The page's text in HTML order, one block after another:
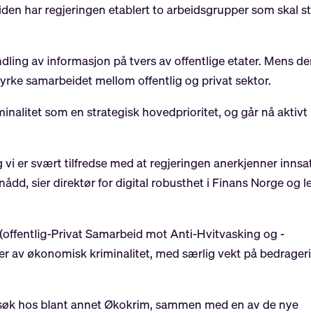
har regjeringen etablert to arbeidsgrupper som skal
av informasjon på tvers av offentlige etater. Mens
samarbeidet mellom offentlig og privat sektor.
som en strategisk hovedprioritet, og går nå aktivt
er svært tilfredse med at regjeringen anerkjenner
sier direktør for digital robusthet i Finans Norge og
Privat Samarbeid mot Anti-Hvitvasking og -
av økonomisk kriminalitet, med særlig vekt på
hos blant annet Økokrim, sammen med en av de nye